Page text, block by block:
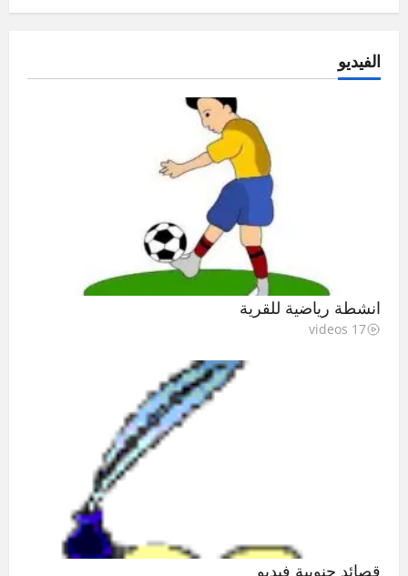
الفيديو
انشطة رياضية للقرية
17 videos
قصائد جنوبية فيديو